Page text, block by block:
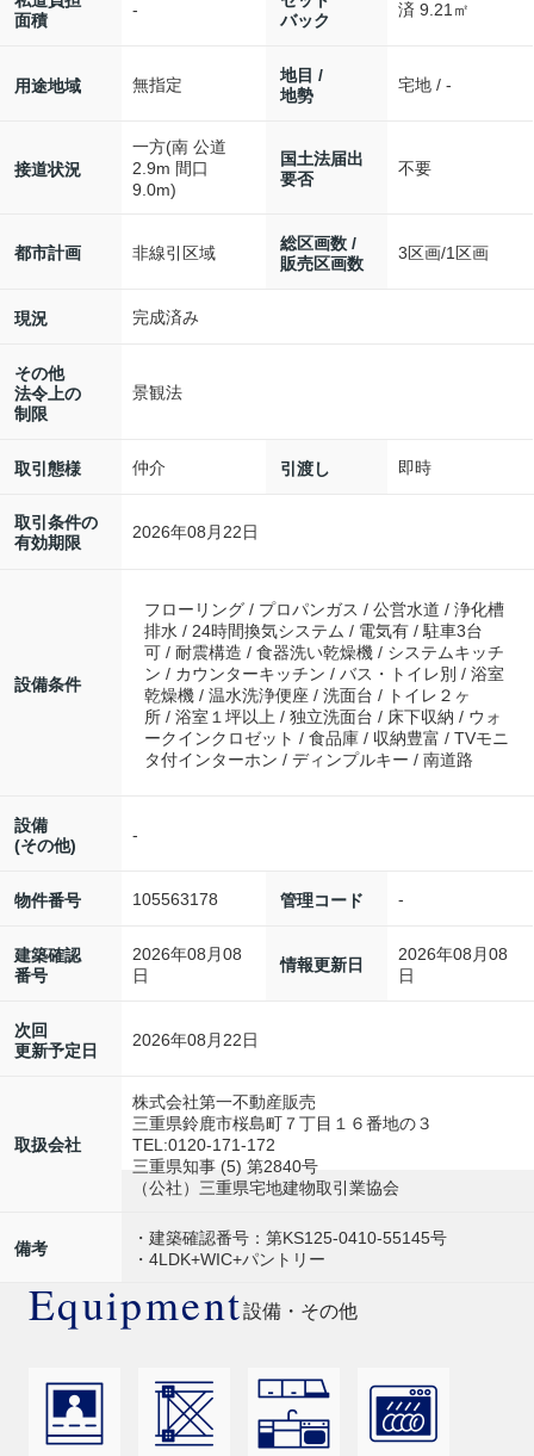
面積
-
バック
済 9.21㎡
用途地域 無指定
地目 /
地勢
宅地 / -
接道状況
一方(南 公道
2.9m 間口
9.0m)
国土法届出
要否
不要
都市計画 非線引区域
総区画数 /
販売区画数
3区画/1区画
現況 完成済み
その他
法令上の
制限
景観法
取引態様 仲介 引渡し 即時
取引条件の
有効期限
2026年08月22日
設備条件
フローリング / プロパンガス / 公営水道 / 浄化槽
排水 / 24時間換気システム / 電気有 / 駐車3台
可 / 耐震構造 / 食器洗い乾燥機 / システムキッチ
ン / カウンターキッチン / バス・トイレ別 / 浴室
乾燥機 / 温水洗浄便座 / 洗面台 / トイレ２ヶ
所 / 浴室１坪以上 / 独立洗面台 / 床下収納 / ウォ
ークインクロゼット / 食品庫 / 収納豊富 / TVモニ
タ付インターホン / ディンプルキー / 南道路
設備
(その他)
-
物件番号 105563178 管理コード -
建築確認
番号
2026年08月08
日
情報更新日
2026年08月08
日
次回
更新予定日
2026年08月22日
取扱会社
株式会社第一不動産販売
三重県鈴鹿市桜島町７丁目１６番地の３
TEL:0120-171-172
三重県知事 (5) 第2840号
（公社）三重県宅地建物取引業協会
備考
・建築確認番号：第KS125-0410-55145号
・4LDK+WIC+パントリー
Equipment設備・その他